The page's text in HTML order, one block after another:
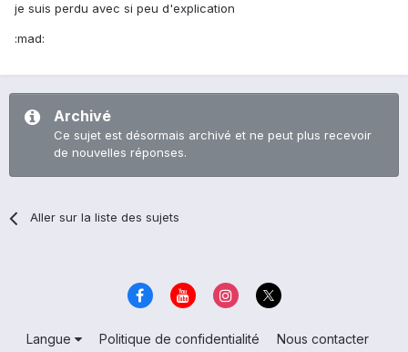
je suis perdu avec si peu d'explication
:mad:
Archivé
Ce sujet est désormais archivé et ne peut plus recevoir
de nouvelles réponses.
Aller sur la liste des sujets
Langue Politique de confidentialité
Nous contacter